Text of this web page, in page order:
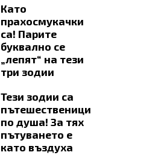
Като
прахосмукачки
са! Парите
буквално се
„лепят“ на тези
три зодии
Тези зодии са
пътешественици
по душа! За тях
пътуването е
като въздуха